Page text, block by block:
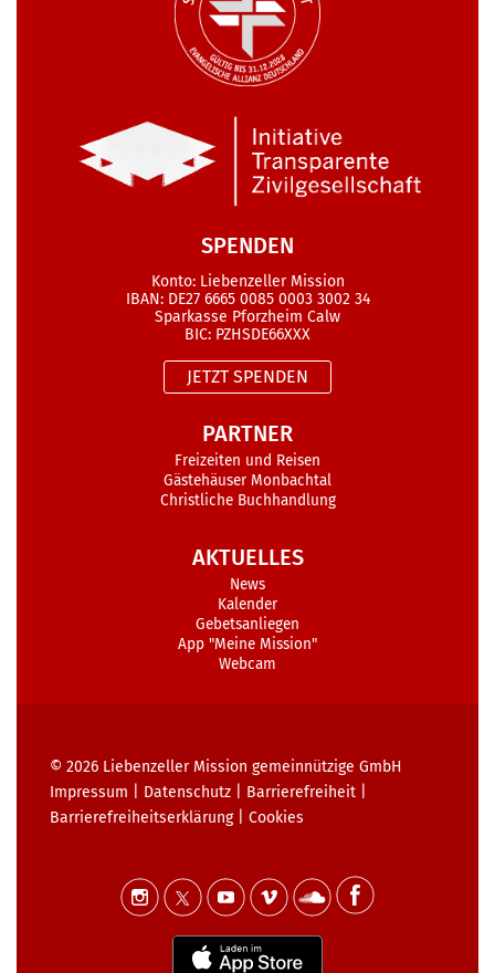
SPENDEN
Konto: Liebenzeller Mission
IBAN: DE27 6665 0085 0003 3002 34
Sparkasse Pforzheim Calw
BIC: PZHSDE66XXX
JETZT SPENDEN
PARTNER
Freizeiten und Reisen
Gästehäuser Monbachtal
Christliche Buchhandlung
AKTUELLES
News
Kalender
Gebetsanliegen
App "Meine Mission"
Webcam
© 2026 Liebenzeller Mission gemeinnützige GmbH
Impressum
Datenschutz Barrierefreiheit
Barrierefreiheits­erklärung| Cookies